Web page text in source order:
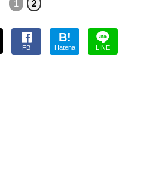
1 2
FB
B!
Hatena LINE